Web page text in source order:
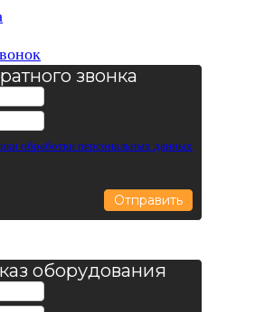
звонка
обработки персональных данных
Отправить
оборудования